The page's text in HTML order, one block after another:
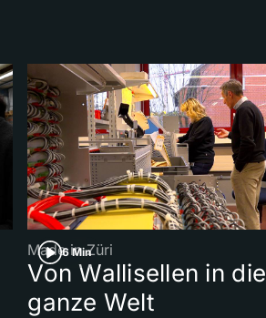
6 Min
Made in Züri
Von Wallisellen in die
ganze Welt